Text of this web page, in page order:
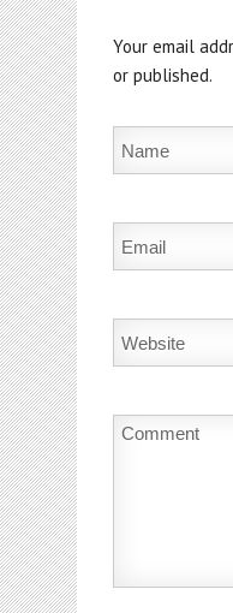
Your email
or published.